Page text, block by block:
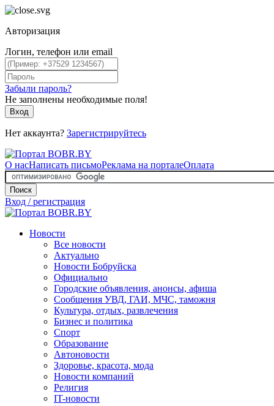
Авторизация
Логин, телефон или email
Забыли пароль?
Не заполнены необходимые поля!
Вход
Нет аккаунта? Зарегистрируйтесь
О насНаписать письмоРеклама на порталеОплата
Поиск
Вход / регистрация
Новости
Все новости
Актуально
Новости Бобруйска
Официально
Городские объявления, анонсы, афиша
Сообщения УВД, ГАИ, МЧС, таможня
Культура, отдых, развлечения
Бизнес и политика
Спорт
Образование
Автоновости
Здоровье, красота, мода
Новости компаний
Религия
IT-новости